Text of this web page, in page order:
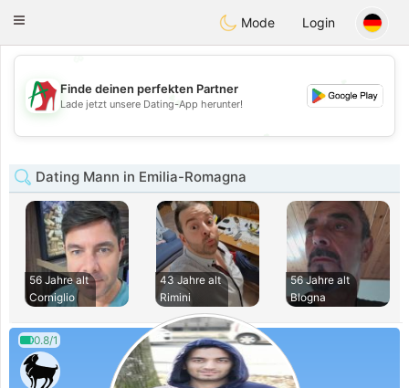
AmamiOra
Toggle
Mode Login
💖
💕
💖
💕
Finde deinen perfekten Partner
Lade jetzt unsere Dating-App herunter!
Dating Mann in Emilia-Romagna
56 Jahre alt
Corniglio
43 Jahre alt
Rimini
56 Jahre alt
Blogna
0.8/1